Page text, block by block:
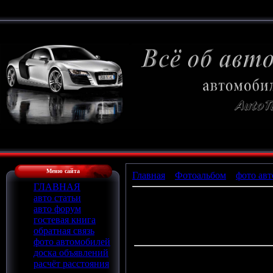
Меню сайта
ГЛАВНАЯ
авто статьи
авто форум
гостевая книга
обратная связь
фото автомобилей
доска объявлений
расчёт расстояния
Главная Фотоальбом фото